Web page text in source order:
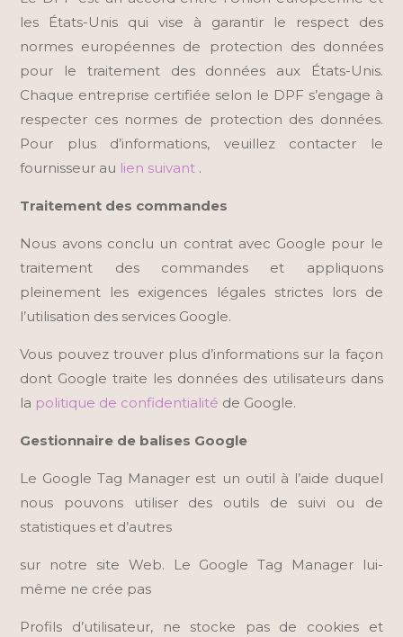
les États-Unis qui vise à garantir le respect des
normes européennes de protection des données
pour le traitement des données aux États-Unis.
Chaque entreprise certifiée selon le DPF s’engage à
respecter ces normes de protection des données.
Pour plus d’informations, veuillez contacter le
fournisseur au lien suivant .
Traitement des commandes
Nous avons conclu un contrat avec Google pour le
traitement des commandes et appliquons
pleinement les exigences légales strictes lors de
l’utilisation des services Google.
Vous pouvez trouver plus d’informations sur la façon
dont Google traite les données des utilisateurs dans
la politique de confidentialité de Google.
Gestionnaire de balises Google
Le Google Tag Manager est un outil à l’aide duquel
nous pouvons utiliser des outils de suivi ou de
statistiques et d’autres
sur notre site Web. Le Google Tag Manager lui-
même ne crée pas
Profils d’utilisateur, ne stocke pas de cookies et